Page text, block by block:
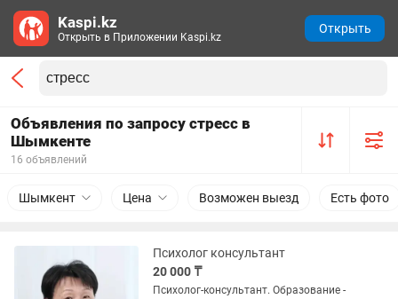
Объявления по запросу стресс в
Шымкенте
16 объявлений
Шымкент Цена Возможен выезд Есть фото
Психолог консультант
20 000 ₸
Психолог-консультант. Образование -
Kaspi.kz
Открыть в Приложении Kaspi.kz
Открыть